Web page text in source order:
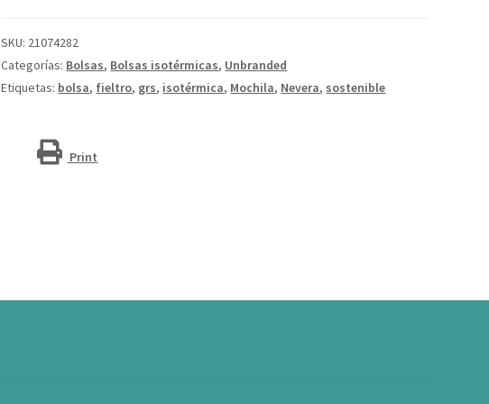
reciclado
GRS
de
cantidad
SKU: 21074282
Categorías: Bolsas, Bolsas isotérmicas, Unbranded
Etiquetas: bolsa, fieltro, grs, isotérmica, Mochila, Nevera, sostenible
Print